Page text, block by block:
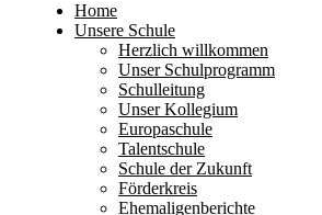
Home
Unsere Schule
Herzlich willkommen
Unser Schulprogramm
Schulleitung
Unser Kollegium
Europaschule
Talentschule
Schule der Zukunft
Förderkreis
Ehemaligenberichte